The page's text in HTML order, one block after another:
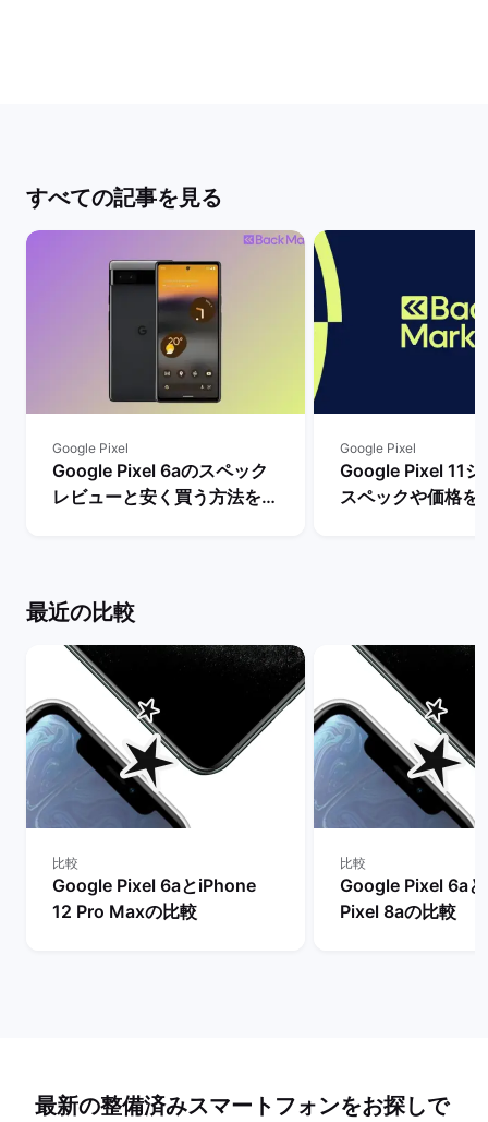
すべての記事を見る
Google Pixel
Google Pixel 6aのスペック
レビューと安く買う方法を解
Google Pixel
Google Pixel 11シ
スペックや価格を
最近の比較
比較
Google Pixel 6aとiPhone
12 Pro Maxの比較
比較
Google Pixel 6a
Pixel 8aの比較
最新の整備済みスマートフォンをお探しで